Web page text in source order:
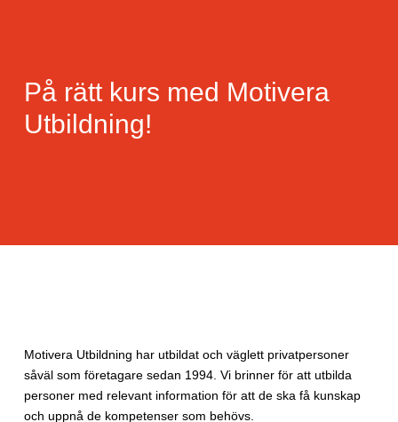
På rätt kurs med Motivera
Utbildning!
Motivera Utbildning har utbildat och väglett privatpersoner
såväl som företagare sedan 1994. Vi brinner för att utbilda
personer med relevant information för att de ska få kunskap
och uppnå de kompetenser som behövs.